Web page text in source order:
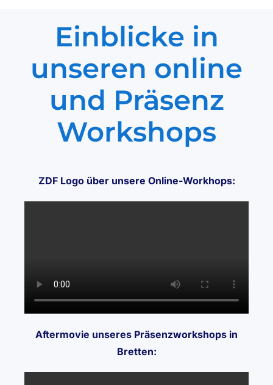
Einblicke in
unseren online
und Präsenz
Workshops
ZDF Logo über unsere Online-Workhops:
Aftermovie unseres Präsenzworkshops in
Bretten: